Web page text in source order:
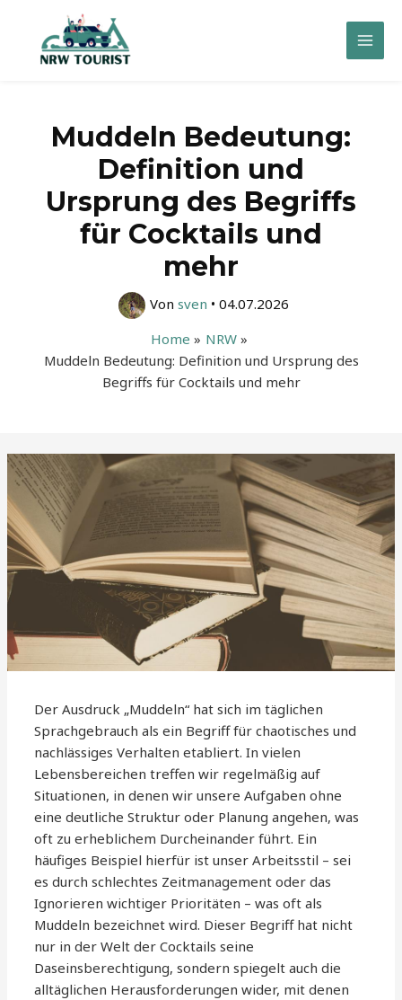
springen
Main
Muddeln Bedeutung:
Definition und
Ursprung des Begriffs
für Cocktails und
mehr
Von sven • 04.07.2026
Home
NRW
Muddeln Bedeutung: Definition und Ursprung des
Begriffs für Cocktails und mehr
Der Ausdruck „Muddeln“ hat sich im täglichen
Sprachgebrauch als ein Begriff für chaotisches und
nachlässiges Verhalten etabliert. In vielen
Lebensbereichen treffen wir regelmäßig auf
Situationen, in denen wir unsere Aufgaben ohne
eine deutliche Struktur oder Planung angehen, was
oft zu erheblichem Durcheinander führt. Ein
häufiges Beispiel hierfür ist unser Arbeitsstil – sei
es durch schlechtes Zeitmanagement oder das
Ignorieren wichtiger Prioritäten – was oft als
Muddeln bezeichnet wird. Dieser Begriff hat nicht
nur in der Welt der Cocktails seine
Daseinsberechtigung, sondern spiegelt auch die
alltäglichen Herausforderungen wider, mit denen